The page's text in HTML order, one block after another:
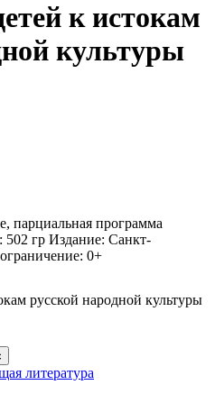
к истокам
культуры
парциальная программа
502 гр Издание: Санкт-
0+
русской народной культуры
литература